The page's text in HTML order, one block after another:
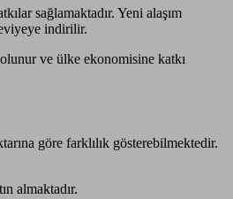
sağlamaktadır. Yeni alaşım
indirilir.
ve ülke ekonomisine katkı
göre farklılık gösterebilmektedir.
almaktadır.